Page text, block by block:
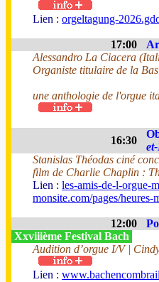
Lien : orgeltagung-
17:00
Alessandro La Ciacera
Organiste titulaire de la
une anthologie de l'orgue
16:30
Stanislas Théodas ciné
film de Charlie Chaplin :
Lien : les-amis-de-l-orgue-
monsite.com/pages/heures-
12:00
Xxviiième Festival Bach
Audition d’orgue I/V |
Lien :